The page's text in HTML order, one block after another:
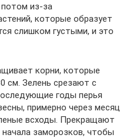
из-за
которые образует
слишком густыми, и это
корни, которые
см. Зелень срезают с
годы перья
примерно через месяц
всходы. Прекращают
заморозков, чтобы